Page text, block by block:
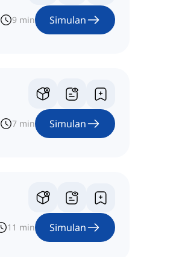
9 min Simulan
7 min Simulan
11 min Simulan